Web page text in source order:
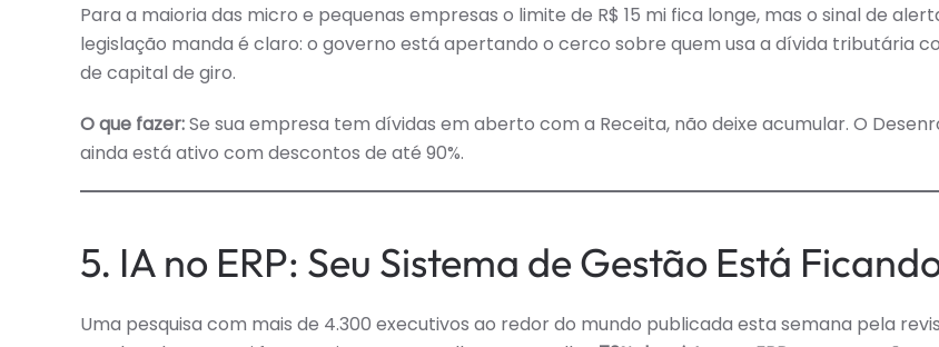
Para a maioria das micro e pequenas empresas o limite de R$ 15 mi fica longe, mas o sinal de
legislação manda é claro: o governo está apertando o cerco sobre quem usa a dívida tributária
de capital de giro.
O que fazer:Se sua empresa tem dívidas em aberto com a Receita, não deixe acumular. O
ainda está ativo com descontos de até 90%.
5. IA no ERP: Seu Sistema de Gestão Está
Uma pesquisa com mais de 4.300 executivos ao redor do mundo publicada esta semana pela